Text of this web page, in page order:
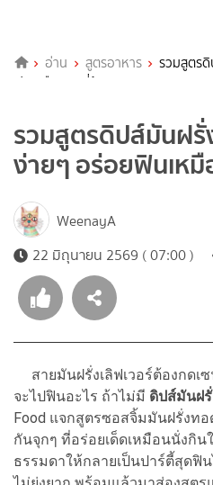
อ่าน สูตรอาหาร
รวมสูตร
ฟินเหมือนกินที่ร้าน
รวมสูตรดิปส์มันฝรั่
ง่ายๆ อร่อยฟินเห
WeenayA
22 มิถุนายน 2569 ( 07:00 )
สายมันฝรั่งเลิฟเวอร์ต้องกดเ
จะไปฟินอะไร ถ้าไม่มี ดิปส์มันฝ
Food แจกสูตรซอสจิ้มมันฝรั่งทอ
กันจุกๆ ที่อร่อยเด็ดเหมือนนั่งกิน
ธรรมดาให้กลายเป็นปาร์ตี้สุด